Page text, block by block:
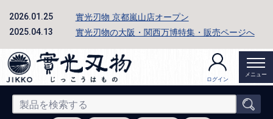
2026.01.25 實光刃物 京都嵐山店オープン
2025.04.13 實光刃物の大阪・関西万博特集・販売ページへ
ログイン
メニュー